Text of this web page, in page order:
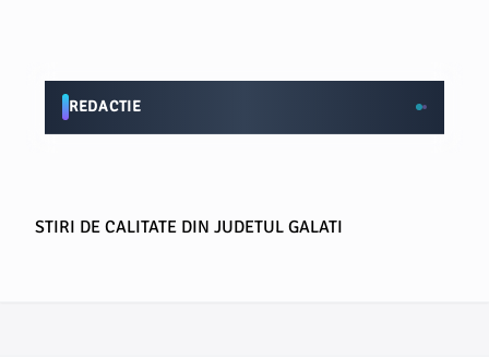
REDACTIE
STIRI DE CALITATE DIN JUDETUL GALATI